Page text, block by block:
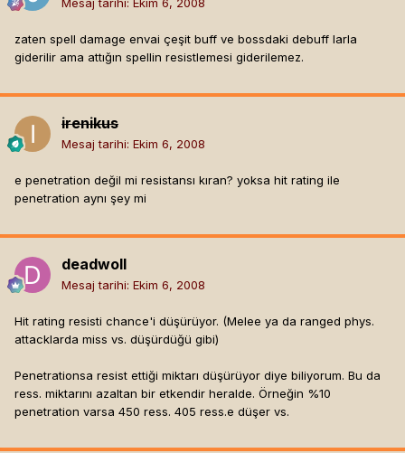
Mesaj tarihi: Ekim 6, 2008
zaten spell damage envai çeşit buff ve bossdaki debuff larla
giderilir ama attığın spellin resistlemesi giderilemez.
irenikus
Mesaj tarihi: Ekim 6, 2008
e penetration değil mi resistansı kıran? yoksa hit rating ile
penetration aynı şey mi
deadwoll
Mesaj tarihi: Ekim 6, 2008
Hit rating resisti chance'i düşürüyor. (Melee ya da ranged phys.
attacklarda miss vs. düşürdüğü gibi)
Penetrationsa resist ettiği miktarı düşürüyor diye biliyorum. Bu da
ress. miktarını azaltan bir etkendir heralde. Örneğin %10
penetration varsa 450 ress. 405 ress.e düşer vs.